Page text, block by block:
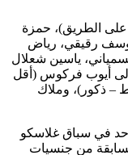
على الطريق)، حمزة
رقيقي، رياض
ياسين شعلال
أيوب فركوس (أقل
– ذكور)، وملاك
في سباق غلاسكو
154.1 كلم، وسط مشاركة 210 متسابقة من جنسيات